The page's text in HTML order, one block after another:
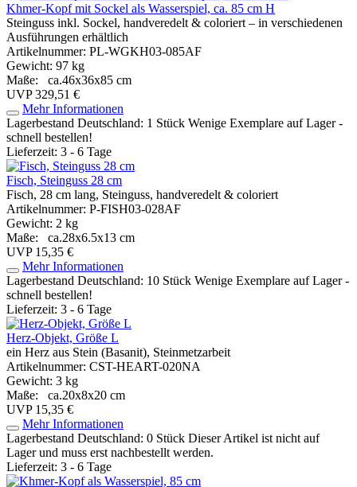
Khmer-Kopf mit Sockel als Wasserspiel, ca. 85 cm H
Steinguss inkl. Sockel, handveredelt & coloriert – in verschiedenen
Ausführungen erhältlich
Artikelnummer: PL-WGKH03-085AF
Gewicht: 97 kg
Maße: ca.46x36x85 cm
UVP 329,51 €
Mehr Informationen
Lagerbestand Deutschland: 1 Stück Wenige Exemplare auf Lager -
schnell bestellen!
Lieferzeit: 3 - 6 Tage
Fisch, Steinguss 28 cm
Fisch, 28 cm lang, Steinguss, handveredelt & coloriert
Artikelnummer: P-FISH03-028AF
Gewicht: 2 kg
Maße: ca.28x6.5x13 cm
UVP 15,35 €
Mehr Informationen
Lagerbestand Deutschland: 10 Stück Wenige Exemplare auf Lager -
schnell bestellen!
Lieferzeit: 3 - 6 Tage
Herz-Objekt, Größe L
ein Herz aus Stein (Basanit), Steinmetzarbeit
Artikelnummer: CST-HEART-020NA
Gewicht: 3 kg
Maße: ca.20x8x20 cm
UVP 15,35 €
Mehr Informationen
Lagerbestand Deutschland: 0 Stück Dieser Artikel ist nicht auf
Lager und muss erst nachbestellt werden.
Lieferzeit: 3 - 6 Tage